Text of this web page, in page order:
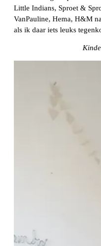
Little Indians, Sproet &
VanPauline, Hema, H&M
als ik daar iets leuks